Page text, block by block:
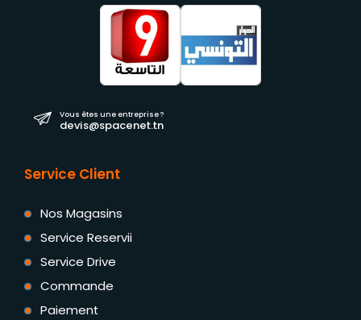
Vous êtes une entreprise ?
devis@spacenet.tn
Service Client
Nos Magasins
Service Reservii
Service Drive
Commande
Paiement